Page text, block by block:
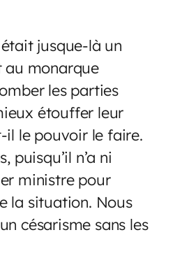
jusque-là un
au monarque
les parties
étouffer leur
il le pouvoir le faire.
puisqu’il n’a ni
ministre pour
la situation. Nous
césarisme sans les